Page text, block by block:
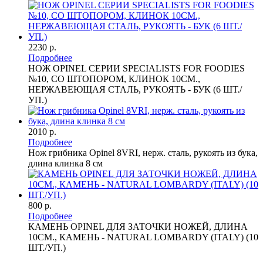
2230 р.
Подробнее
НОЖ OPINEL СЕРИИ SPECIALISTS FOR FOODIES
№10, СО ШТОПОРОМ, КЛИНОК 10СМ.,
НЕРЖАВЕЮЩАЯ СТАЛЬ, РУКОЯТЬ - БУК (6 ШТ./
УП.)
2010 р.
Подробнее
Нож грибника Opinel 8VRI, нерж. сталь, рукоять из бука,
длина клинка 8 см
800 р.
Подробнее
КАМЕНЬ OPINEL ДЛЯ ЗАТОЧКИ НОЖЕЙ, ДЛИНА
10СМ., КАМЕНЬ - NATURAL LOMBARDY (ITALY) (10
ШТ./УП.)